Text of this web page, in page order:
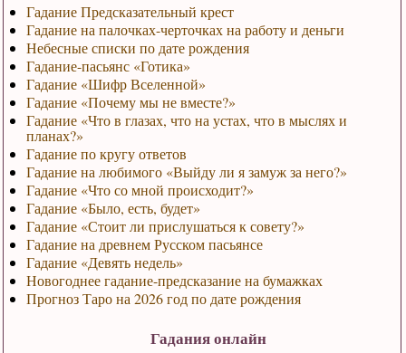
Гадание Предсказательный крест
Гадание на палочках-черточках на работу и деньги
Небесные списки по дате рождения
Гадание-пасьянс «Готика»
Гадание «Шифр Вселенной»
Гадание «Почему мы не вместе?»
Гадание «Что в глазах, что на устах, что в мыслях и
планах?»
Гадание по кругу ответов
Гадание на любимого «Выйду ли я замуж за него?»
Гадание «Что со мной происходит?»
Гадание «Было, есть, будет»
Гадание «Стоит ли прислушаться к совету?»
Гадание на древнем Русском пасьянсе
Гадание «Девять недель»
Новогоднее гадание-предсказание на бумажках
Прогноз Таро на 2026 год по дате рождения
Гадания онлайн